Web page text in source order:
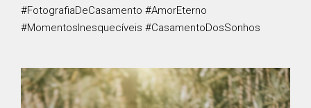
#FotografiaDeCasamento #AmorEterno
#MomentosInesquecíveis #CasamentoDosSonhos